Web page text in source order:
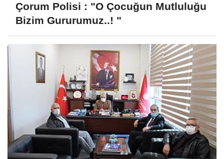
Çorum Polisi : "O Çocuğun Mutluluğu
Bizim Gururumuz..! "